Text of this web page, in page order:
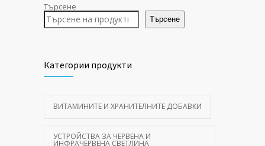
Търсене
Търсене
Категории продукти
ВИТАМИНИТЕ И ХРАНИТЕЛНИТЕ ДОБАВКИ
УСТРОЙСТВА ЗА ЧЕРВЕНА И
ИНФРАЧЕРВЕНА СВЕТЛИНА